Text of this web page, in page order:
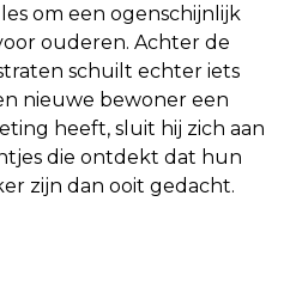
om een ogenschijnlijk
ouderen. Achter de
schuilt echter iets
nieuwe bewoner een
heeft, sluit hij zich aan
die ontdekt dat hun
zijn dan ooit gedacht.